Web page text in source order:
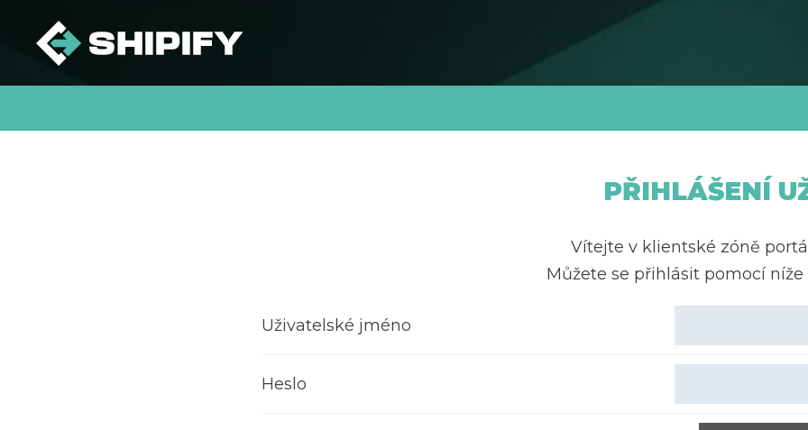
PŘIHLÁŠENÍ
Vítejte v klientské zóně
Můžete se přihlásit pomocí
Uživatelské jméno
Heslo